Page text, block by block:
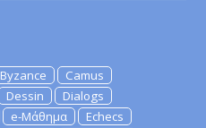
Byzance
Camus
Dessin
Dialogs
e-Μάθημα
Echecs